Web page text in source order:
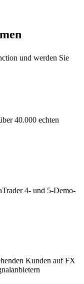
und werden Sie
40.000 echten
4- und 5-Demo-
Kunden auf FX